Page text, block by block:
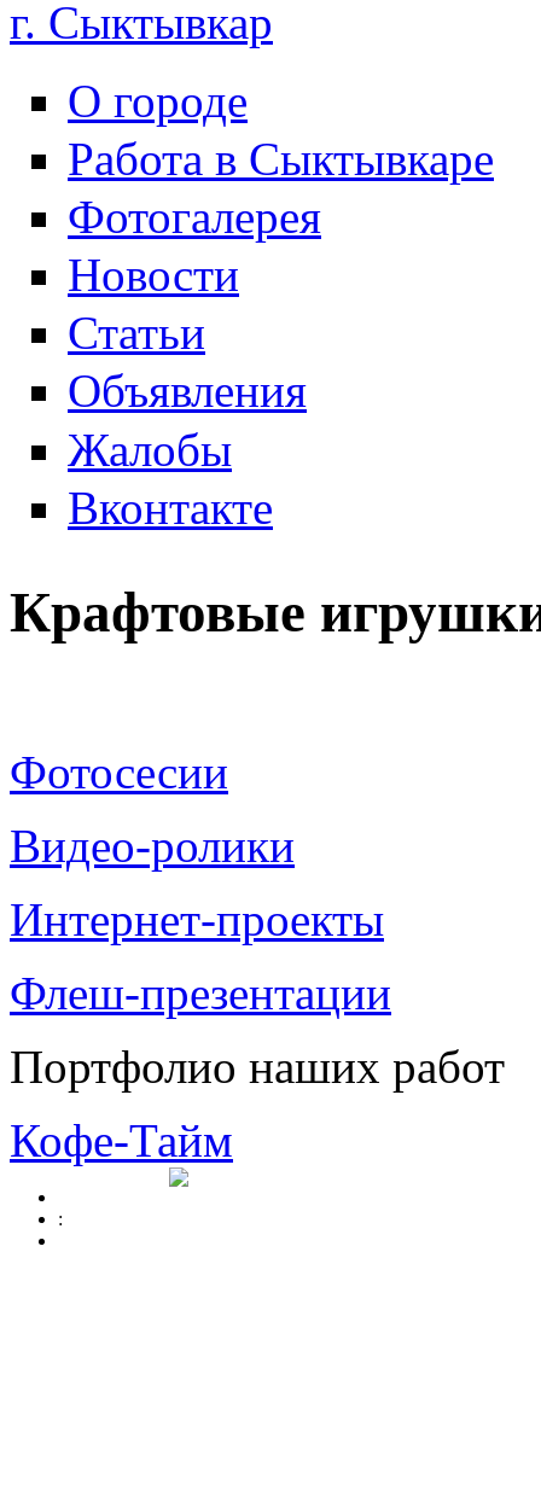
г. Сыктывкар
О городе
Работа в Сыктывкаре
Фотогалерея
Новости
Статьи
Объявления
Жалобы
Вконтакте
Крафтовые
Фотосесии
Видео-ролики
Интернет-проекты
Флеш-презентации
Портфолио наших работ
Кофе-Тайм
: